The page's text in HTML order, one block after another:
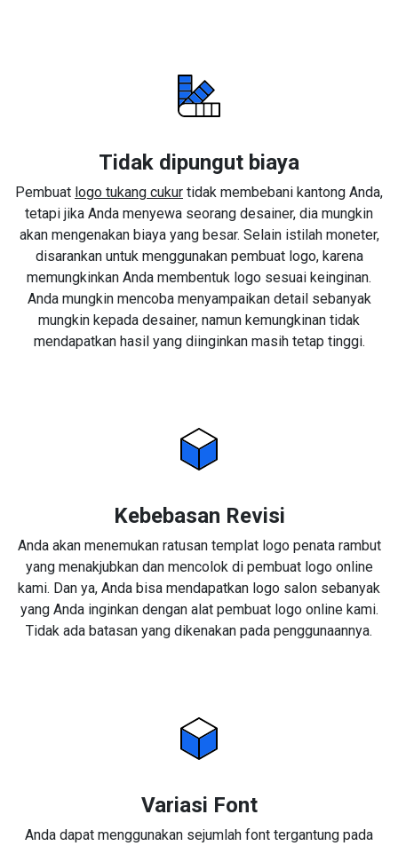
Tidak dipungut biaya
Pembuat logo tukang cukur tidak membebani kantong Anda,
tetapi jika Anda menyewa seorang desainer, dia mungkin
akan mengenakan biaya yang besar. Selain istilah moneter,
disarankan untuk menggunakan pembuat logo, karena
memungkinkan Anda membentuk logo sesuai keinginan.
Anda mungkin mencoba menyampaikan detail sebanyak
mungkin kepada desainer, namun kemungkinan tidak
mendapatkan hasil yang diinginkan masih tetap tinggi.
Kebebasan Revisi
Anda akan menemukan ratusan templat logo penata rambut
yang menakjubkan dan mencolok di pembuat logo online
kami. Dan ya, Anda bisa mendapatkan logo salon sebanyak
yang Anda inginkan dengan alat pembuat logo online kami.
Tidak ada batasan yang dikenakan pada penggunaannya.
Variasi Font
Anda dapat menggunakan sejumlah font tergantung pada